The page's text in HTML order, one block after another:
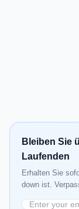
Bleiben Sie
Laufenden
Erhalten Sie
down ist.